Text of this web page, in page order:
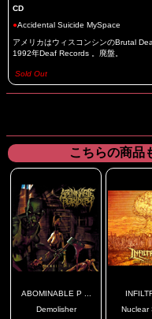
CD
●Accidental Suicide MySpace
アメリカはウィスコンシンのBrutal
1992年Deaf Records 。廃盤。
Sold Out
こちらの商品
ABOMINABLE P ...
Demolisher
Nuclear